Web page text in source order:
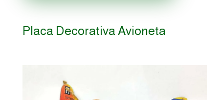
Placa Decorativa Avioneta